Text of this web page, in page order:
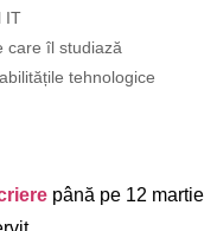
IT
care îl studiază
tehnologice
până pe 12 martie